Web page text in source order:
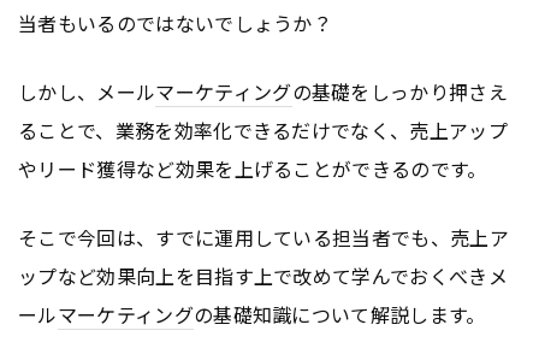
当者もいるのではないでしょうか？
しかし、メールマーケティングの基礎をしっかり押さえ
ることで、業務を効率化できるだけでなく、売上アップ
やリード獲得など効果を上げることができるのです。
そこで今回は、すでに運用している担当者でも、売上ア
ップなど効果向上を目指す上で改めて学んでおくべきメ
ールマーケティングの基礎知識について解説します。